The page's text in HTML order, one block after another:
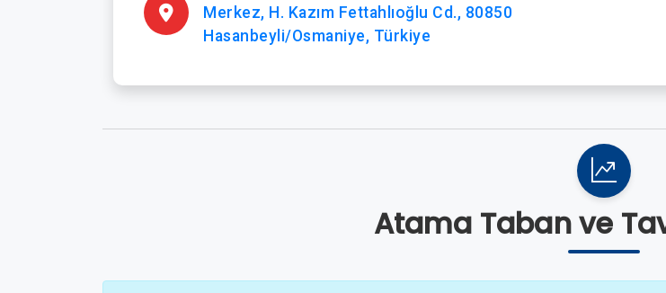
Merkez, H. Kazım Fettahlıoğlu Cd., 80850
Hasanbeyli/Osmaniye, Türkiye
Atama Taban ve